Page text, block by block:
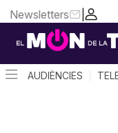
|
Newsletters
AUDIÈNCIES